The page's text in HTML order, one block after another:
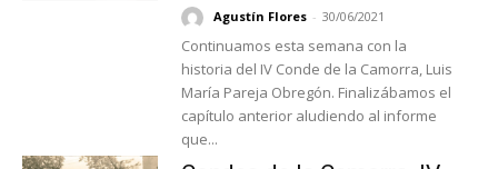
Agustín Flores - 30/06/2021
Continuamos esta semana con la
historia del IV Conde de la Camorra, Luis
María Pareja Obregón. Finalizábamos el
capítulo anterior aludiendo al informe
que...